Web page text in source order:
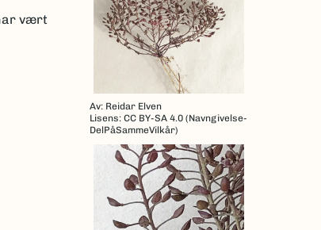
vært
Av: Reidar Elven
Lisens: CC BY-SA 4.0 (Navngivelse-
DelPåSammeVilkår)